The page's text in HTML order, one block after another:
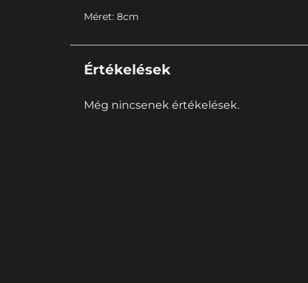
Méret: 8cm
Értékelések
Még nincsenek értékelések.